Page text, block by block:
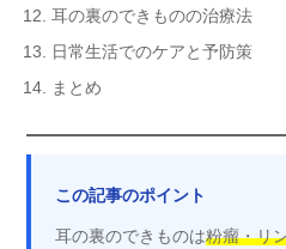
耳の裏のできものの治療法
日常生活でのケアと予防策
まとめ
この記事のポイント
耳の裏のできものは粉瘤・リ